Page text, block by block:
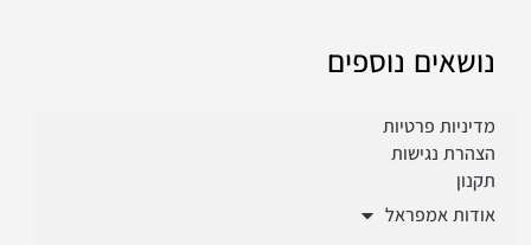
נושאים נוספים
מדיניות פרטיות
הצהרת נגישות
תקנון
אודות אמפראל